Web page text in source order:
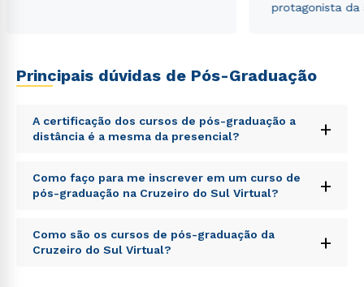
protagonista da
Principais dúvidas de Pós-Graduação
A certificação dos cursos de pós-graduação a
distância é a mesma da presencial?
+
Sed ut perspiciatis unde omnis iste natus error sit
voluptatem accusantium doloremque laudantium,
totam rem aperiam, eaque ipsa quae ab illo inventore
explicabo. Nemo enim ipsam voluptatem quia
voluptas sit aspernatur aut odit aut fugit, sed quia
Como faço para me inscrever em um curso de
pós-graduação na Cruzeiro do Sul Virtual?
+
Sed ut perspiciatis unde omnis iste natus error sit
voluptatem accusantium doloremque laudantium,
Como são os cursos de pós-graduação da
Cruzeiro do Sul Virtual?
+
ou